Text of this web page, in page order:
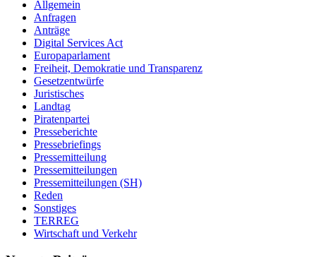
Allgemein
Anfragen
Anträge
Digital Services Act
Europaparlament
Freiheit, Demokratie und Transparenz
Gesetzentwürfe
Juristisches
Landtag
Piratenpartei
Presseberichte
Pressebriefings
Pressemitteilung
Pressemitteilungen
Pressemitteilungen (SH)
Reden
Sonstiges
TERREG
Wirtschaft und Verkehr